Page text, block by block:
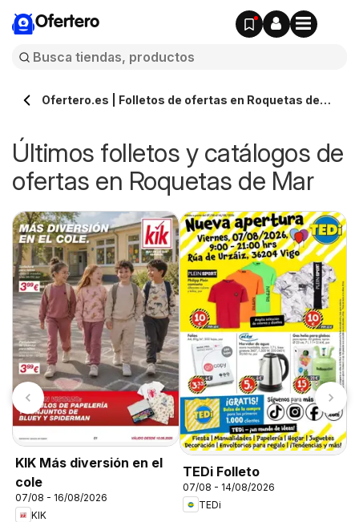
Ofertero
Ofertero.es | Folletos de ofertas en Roquetas de
Últimos folletos y catálogos de
ofertas en Roquetas de Mar
KIK Más diversión en el
cole
07/08 - 16/08/2026
KIK
TEDi Folleto
07/08 - 14/08/2026
TEDi